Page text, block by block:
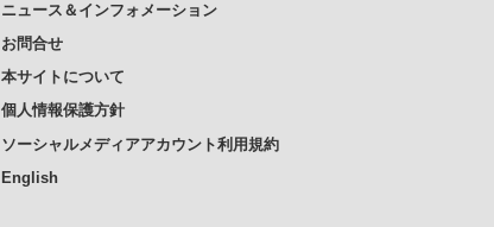
ニュース＆インフォメーション
お問合せ
本サイトについて
個人情報保護方針
ソーシャルメディアアカウント利用規約
English